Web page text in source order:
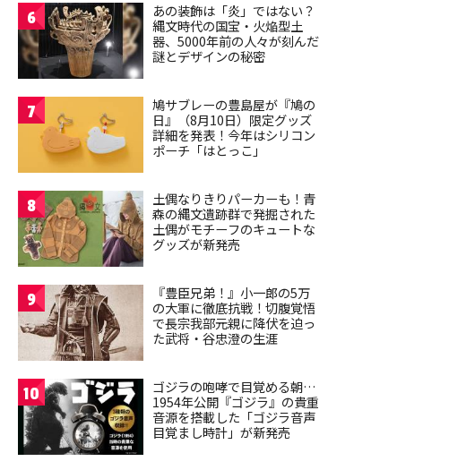
6
あの装飾は「炎」ではない？
縄文時代の国宝・火焔型土
器、5000年前の人々が刻んだ
謎とデザインの秘密
7
鳩サブレーの豊島屋が『鳩の
日』（8月10日）限定グッズ
詳細を発表！今年はシリコン
ポーチ「はとっこ」
8
土偶なりきりパーカーも！青
森の縄文遺跡群で発掘された
土偶がモチーフのキュートな
グッズが新発売
9
『豊臣兄弟！』小一郎の5万
の大軍に徹底抗戦！切腹覚悟
で長宗我部元親に降伏を迫っ
た武将・谷忠澄の生涯
10
ゴジラの咆哮で目覚める朝…
1954年公開『ゴジラ』の貴重
音源を搭載した「ゴジラ音声
目覚まし時計」が新発売